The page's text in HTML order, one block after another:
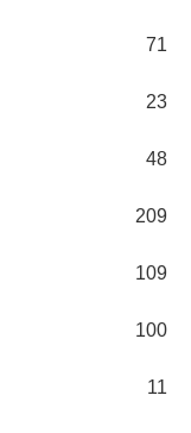
71
23
48
209
109
100
11